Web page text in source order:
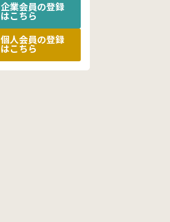
企業会員の登録
はこちら
個人会員の登録
はこちら